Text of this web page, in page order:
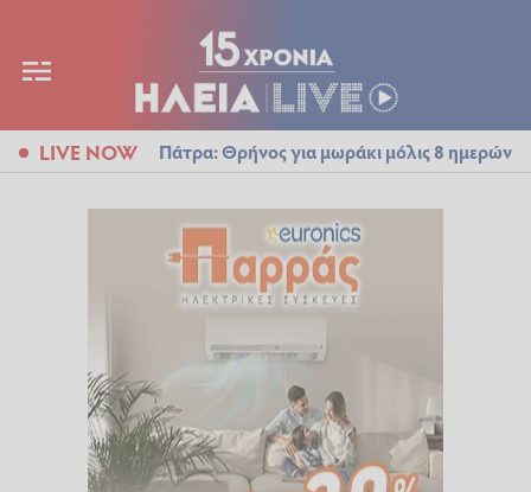
LIVE NOW Πάτρα: Θρήνος για μωράκι μόλις 8 ημερών